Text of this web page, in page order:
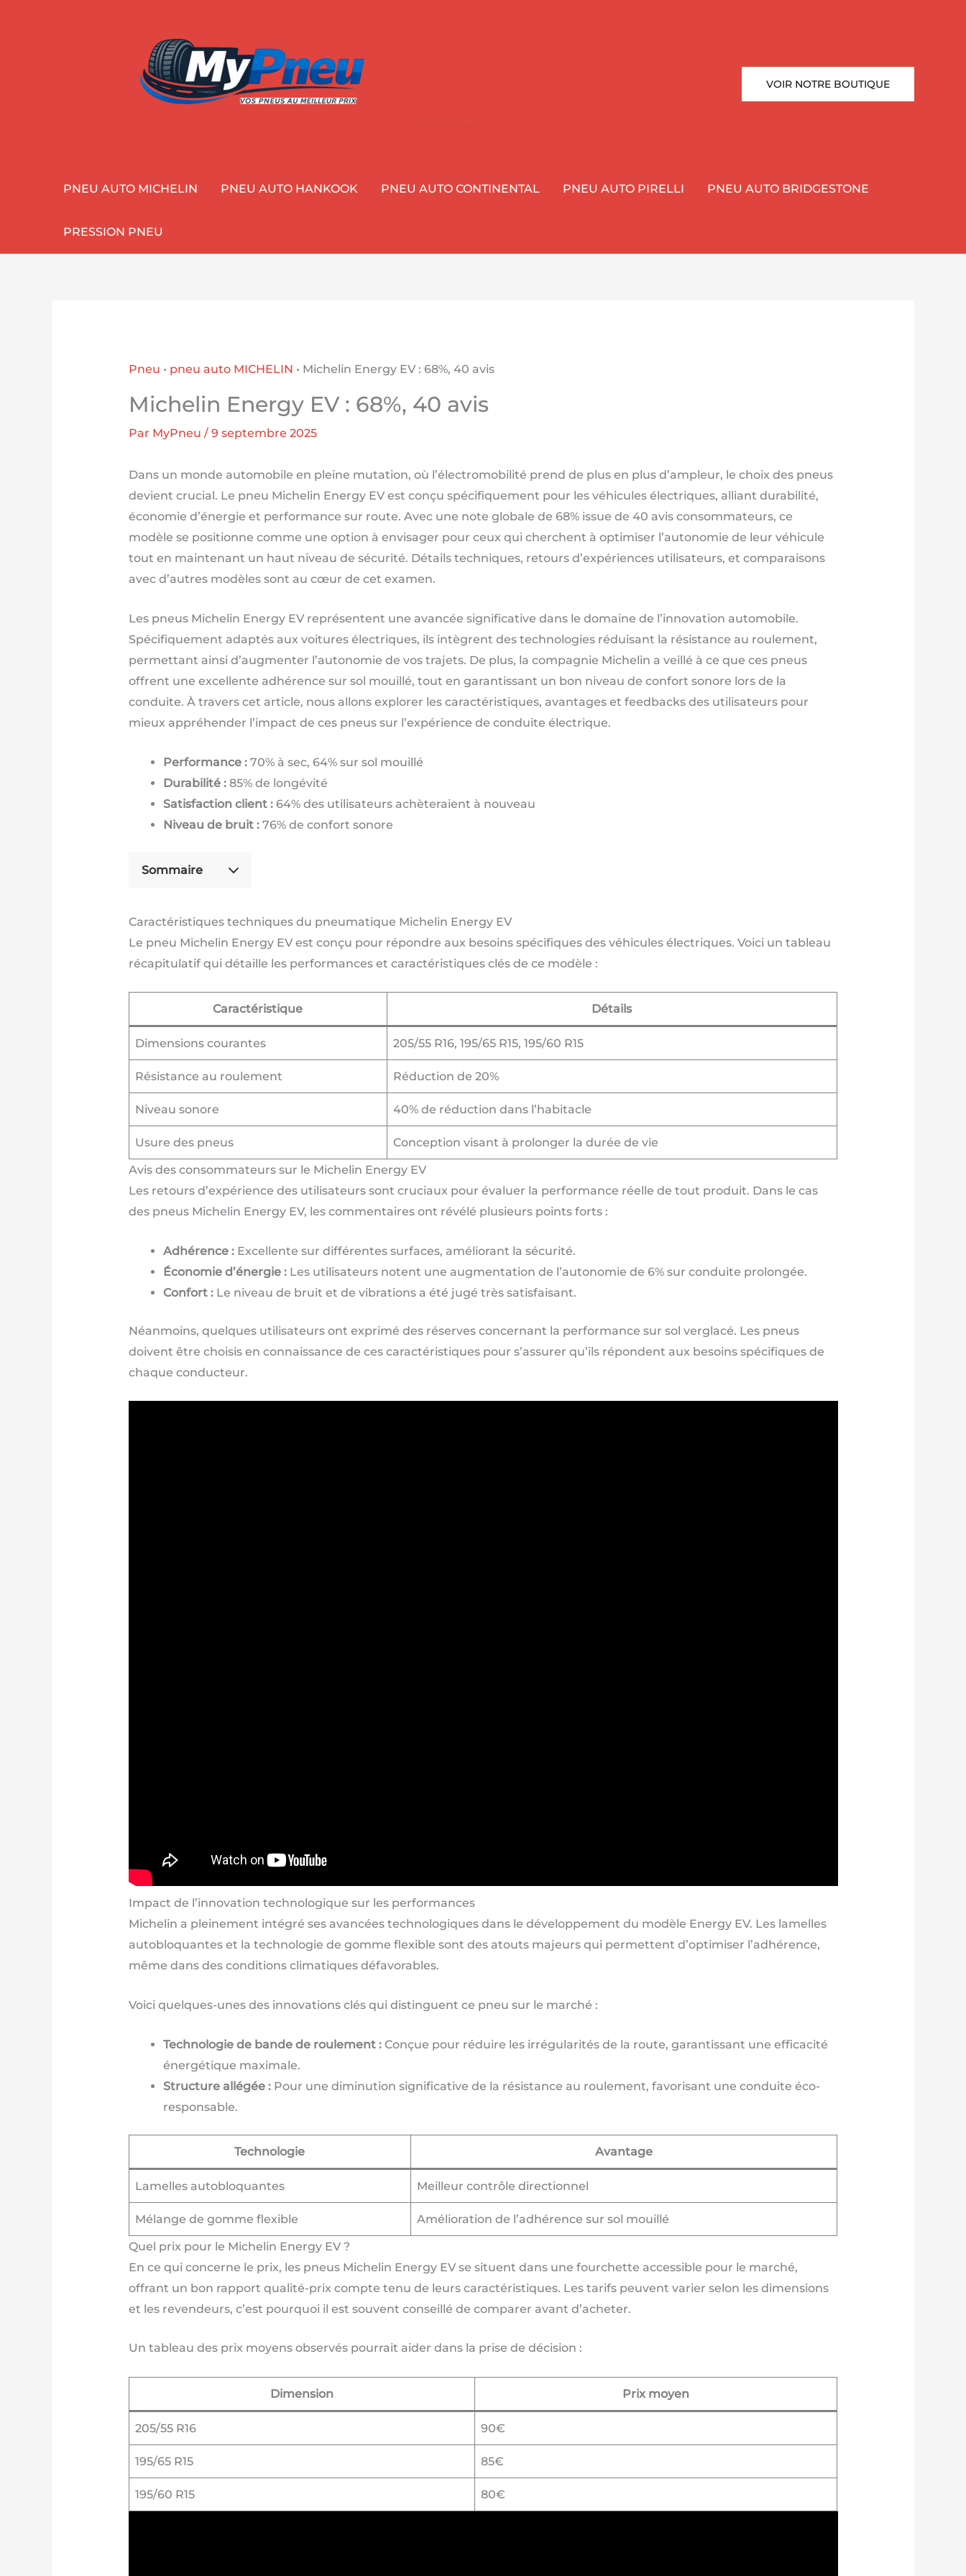
VOIR NOTRE BOUTIQUE
PNEU AUTO MICHELIN PNEU AUTO HANKOOK PNEU AUTO CONTINENTAL PNEU AUTO PIRELLI PNEU AUTO BRIDGESTONE
PRESSION PNEU
Pneu • pneu auto MICHELIN • Michelin Energy EV : 68%, 40 avis
Michelin Energy EV : 68%, 40 avis
Par MyPneu / 9 septembre 2025
Dans un monde automobile en pleine mutation, où l’électromobilité prend de plus en plus d’ampleur, le choix des pneus
devient crucial. Le pneu Michelin Energy EV est conçu spécifiquement pour les véhicules électriques, alliant durabilité,
économie d’énergie et performance sur route. Avec une note globale de 68% issue de 40 avis consommateurs, ce
modèle se positionne comme une option à envisager pour ceux qui cherchent à optimiser l’autonomie de leur véhicule
tout en maintenant un haut niveau de sécurité. Détails techniques, retours d’expériences utilisateurs, et comparaisons
avec d’autres modèles sont au cœur de cet examen.
Les pneus Michelin Energy EV représentent une avancée significative dans le domaine de l’innovation automobile.
Spécifiquement adaptés aux voitures électriques, ils intègrent des technologies réduisant la résistance au roulement,
permettant ainsi d’augmenter l’autonomie de vos trajets. De plus, la compagnie Michelin a veillé à ce que ces pneus
offrent une excellente adhérence sur sol mouillé, tout en garantissant un bon niveau de confort sonore lors de la
conduite. À travers cet article, nous allons explorer les caractéristiques, avantages et feedbacks des utilisateurs pour
mieux appréhender l’impact de ces pneus sur l’expérience de conduite électrique.
Performance :70% à sec, 64% sur sol mouillé
Durabilité :85% de longévité
Satisfaction client :64% des utilisateurs achèteraient à nouveau
Niveau de bruit :76% de confort sonore
Sommaire
Caractéristiques techniques du pneumatique Michelin Energy EV
Le pneu Michelin Energy EV est conçu pour répondre aux besoins spécifiques des véhicules électriques. Voici un tableau
récapitulatif qui détaille les performances et caractéristiques clés de ce modèle :
Caractéristique Détails
Dimensions courantes 205/55 R16, 195/65 R15, 195/60 R15
Résistance au roulement Réduction de 20%
Niveau sonore 40% de réduction dans l’habitacle
Usure des pneus
Conception visant à prolonger la durée de vie
Avis des consommateurs sur le Michelin Energy EV
Les retours d’expérience des utilisateurs sont cruciaux pour évaluer la performance réelle de tout produit. Dans le cas
des pneus Michelin Energy EV, les commentaires ont révélé plusieurs points forts :
Adhérence :Excellente sur différentes surfaces, améliorant la sécurité.
Économie d’énergie :Les utilisateurs notent une augmentation de l’autonomie de 6% sur conduite prolongée.
Confort :Le niveau de bruit et de vibrations a été jugé très satisfaisant.
Néanmoins, quelques utilisateurs ont exprimé des réserves concernant la performance sur sol verglacé. Les pneus
doivent être choisis en connaissance de ces caractéristiques pour s’assurer qu’ils répondent aux besoins spécifiques de
chaque conducteur.
Impact de l’innovation technologique sur les performances
Michelin a pleinement intégré ses avancées technologiques dans le développement du modèle Energy EV. Les lamelles
autobloquantes et la technologie de gomme flexible sont des atouts majeurs qui permettent d’optimiser l’adhérence,
même dans des conditions climatiques défavorables.
Voici quelques-unes des innovations clés qui distinguent ce pneu sur le marché :
Technologie de bande de roulement :Conçue pour réduire les irrégularités de la route, garantissant une efficacité
énergétique maximale.
Structure allégée :Pour une diminution significative de la résistance au roulement, favorisant une conduite éco-
responsable.
Technologie Avantage
Lamelles autobloquantes Meilleur contrôle directionnel
Mélange de gomme flexible
Amélioration de l’adhérence sur sol mouillé
Quel prix pour le Michelin Energy EV ?
En ce qui concerne le prix, les pneus Michelin Energy EV se situent dans une fourchette accessible pour le marché,
offrant un bon rapport qualité-prix compte tenu de leurs caractéristiques. Les tarifs peuvent varier selon les dimensions
et les revendeurs, c’est pourquoi il est souvent conseillé de comparer avant d’acheter.
Un tableau des prix moyens observés pourrait aider dans la prise de décision :
Dimension Prix moyen
205/55 R16 90€
195/65 R15 85€
195/60 R15 80€